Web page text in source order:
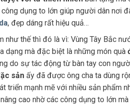
dụng to lớn giúp người dân nơi
, đẹp dáng rất hiệu quả…
như thế thì đó là vì: Vùng Tây Bắc
dạng mà đặc biệt là những món quà
do sự tác động từ bàn tay con
sảnấy đã được ông cha ta dùng
triển mạnh mẽ với nhiều sản phẩm
cao nhờ các công dụng to lớn